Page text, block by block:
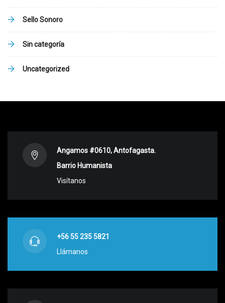
Sello Sonoro
Sin categoría
Uncategorized
Angamos #0610, Antofagasta.
Barrio Humanista
Visítanos
+56 55 235 5821
Llámanos